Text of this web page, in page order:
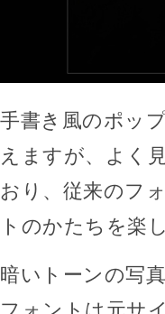
手書き風のポッ
えますが、よく
おり、従来のフ
トのかたちを楽
暗いトーンの写